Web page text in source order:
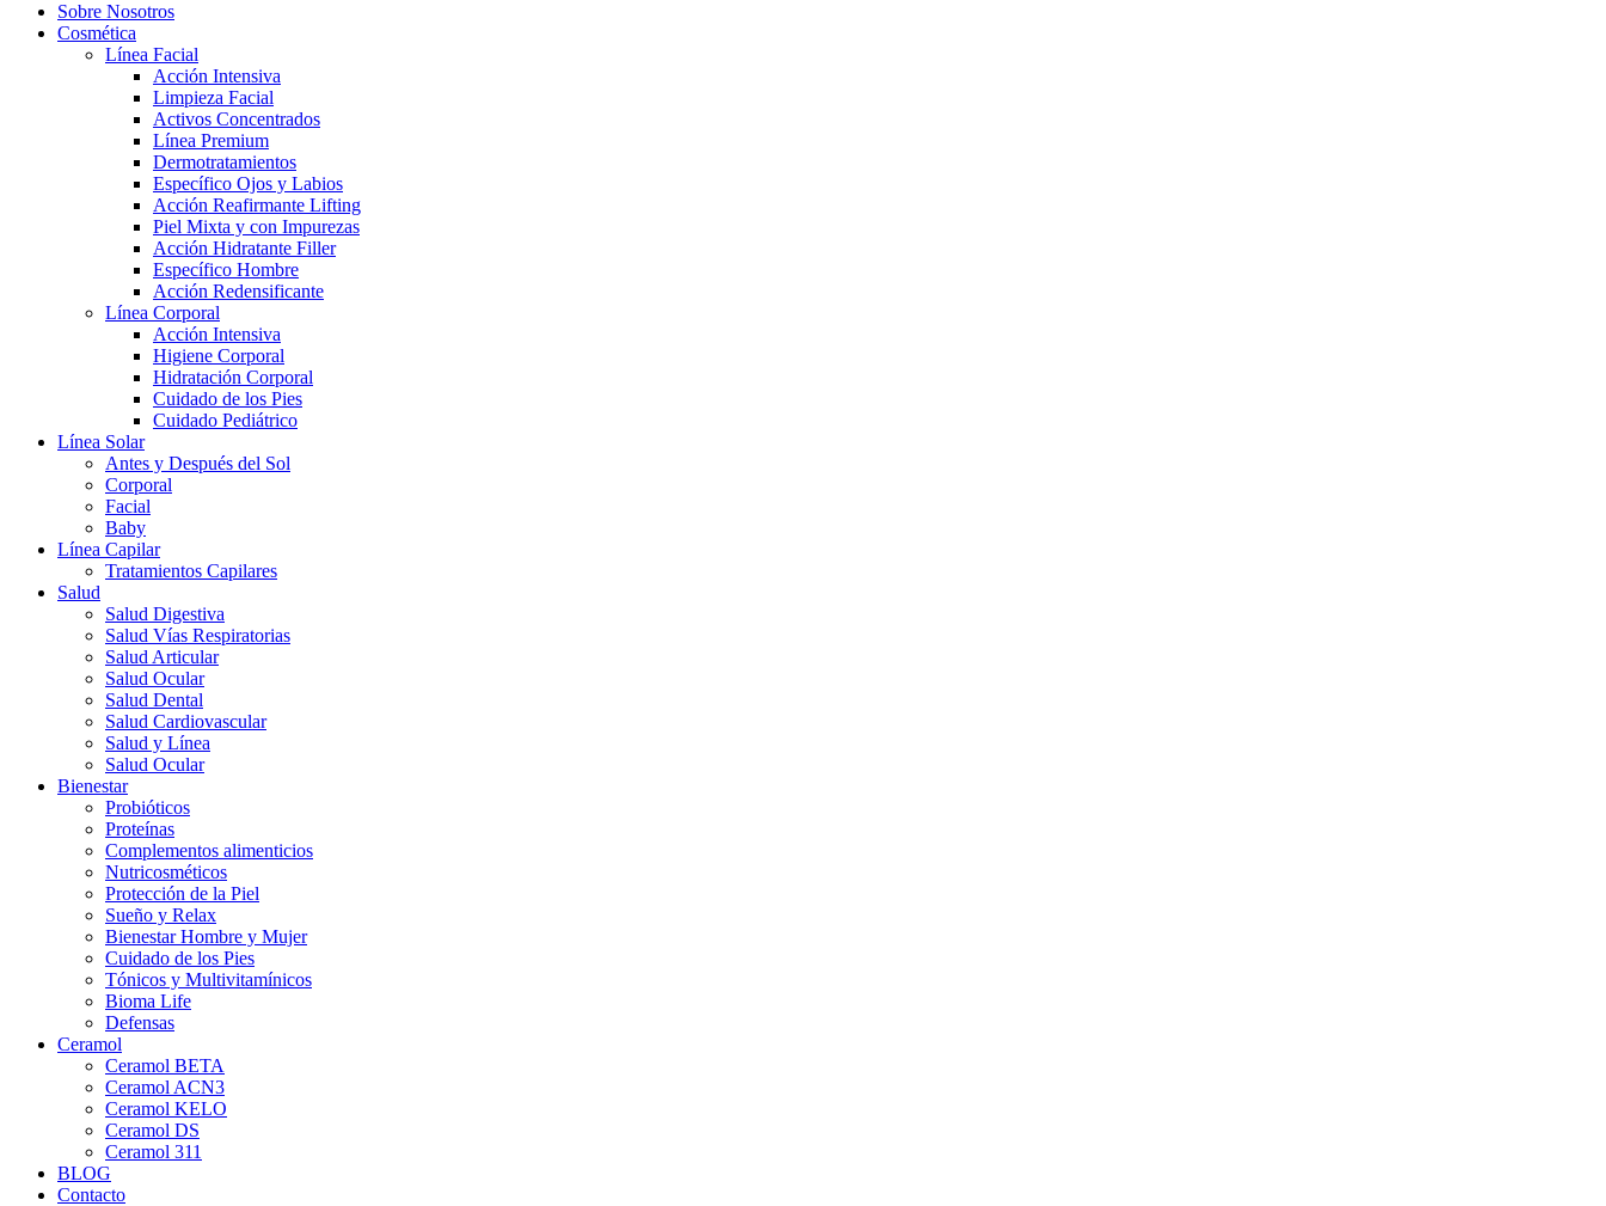
Sobre Nosotros
Cosmética
Línea Facial
Acción Intensiva
Limpieza Facial
Activos Concentrados
Línea Premium
Dermotratamientos
Específico Ojos y Labios
Acción Reafirmante Lifting
Piel Mixta y con Impurezas
Acción Hidratante Filler
Específico Hombre
Acción Redensificante
Línea Corporal
Acción Intensiva
Higiene Corporal
Hidratación Corporal
Cuidado de los Pies
Cuidado Pediátrico
Línea Solar
Antes y Después del Sol
Corporal
Facial
Baby
Línea Capilar
Tratamientos Capilares
Salud
Salud Digestiva
Salud Vías Respiratorias
Salud Articular
Salud Ocular
Salud Dental
Salud Cardiovascular
Salud y Línea
Salud Ocular
Bienestar
Probióticos
Proteínas
Complementos alimenticios
Nutricosméticos
Protección de la Piel
Sueño y Relax
Bienestar Hombre y Mujer
Cuidado de los Pies
Tónicos y Multivitamínicos
Bioma Life
Defensas
Ceramol
Ceramol BETA
Ceramol ACN3
Ceramol KELO
Ceramol DS
Ceramol 311
BLOG
Contacto